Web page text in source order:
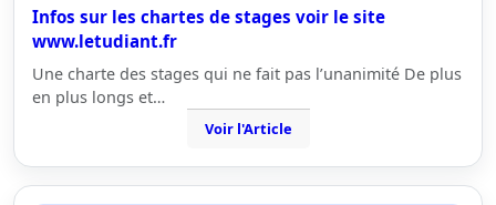
Infos sur les chartes de stages voir le site
www.letudiant.fr
Une charte des stages qui ne fait pas l’unanimité De plus
en plus longs et…
Voir l'Article